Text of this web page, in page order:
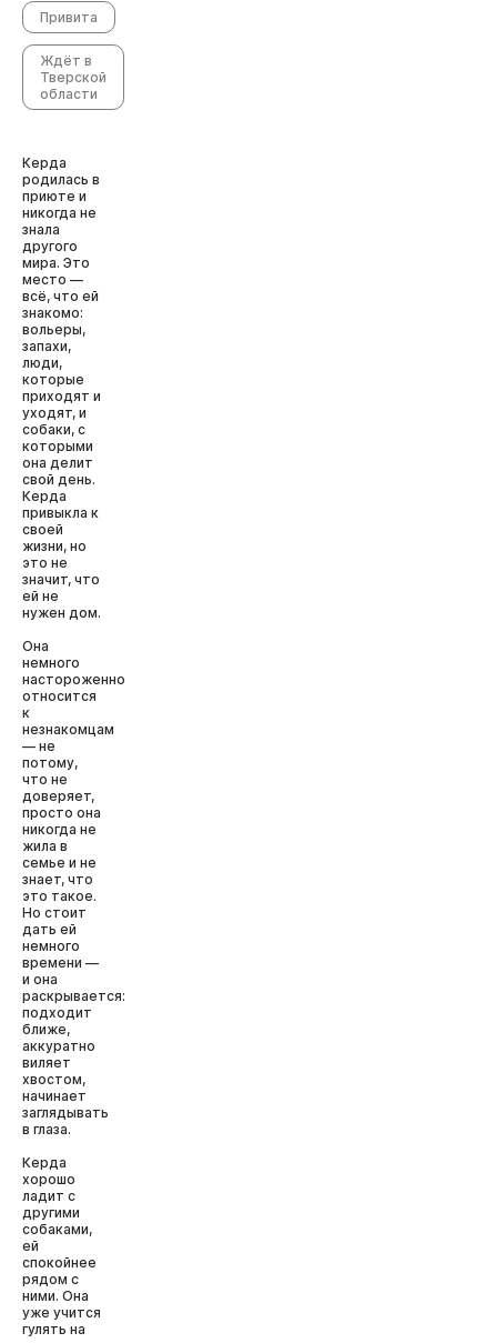
Привита
Ждёт в
Тверской
области
Керда
родилась в
приюте и
никогда не
знала
другого
мира. Это
место —
всё, что ей
знакомо:
вольеры,
запахи,
люди,
которые
приходят и
уходят, и
собаки, с
которыми
она делит
свой день.
Керда
привыкла к
своей
жизни, но
это не
значит, что
ей не
нужен дом.
Она
немного
настороженно
относится
к
незнакомцам
— не
потому,
что не
доверяет,
просто она
никогда не
жила в
семье и не
знает, что
это такое.
Но стоит
дать ей
немного
времени —
и она
раскрывается:
подходит
ближе,
аккуратно
виляет
хвостом,
начинает
заглядывать
в глаза.
Керда
хорошо
ладит с
другими
собаками,
ей
спокойнее
рядом с
ними. Она
уже учится
гулять на